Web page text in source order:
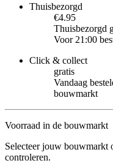
Thuisbezorgd
€4.95
Thuisbezorgd
Voor 21:00
Click & collect
gratis
Vandaag
bouwmarkt
Voorraad in de bouwmarkt
Selecteer jouw bouwmarkt
controleren.